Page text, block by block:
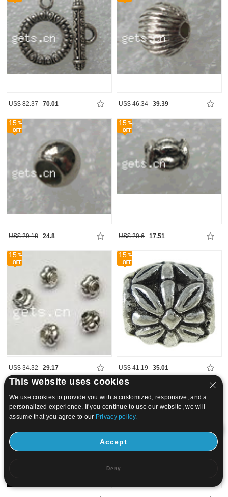
US$ 82.37 70.01 US$ 46.34 39.39
15
US$ 29.18 24.8
15
US$ 20.6 17.51
15
US$ 34.32 29.17
15
US$ 41.19 35.01
15 20
This website uses cookies
We use cookies to provide you with a customized, responsive, and a
personalized experience. If you continue to use our website, we will
assume that you agree to our Privacy policy.
Accept
Deny